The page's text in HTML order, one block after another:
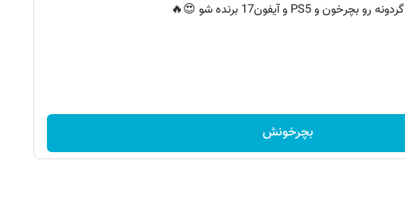
گردونه رو بچرخون و PS5 و آیفون17 برنده شو 😍🔥
بچرخونش